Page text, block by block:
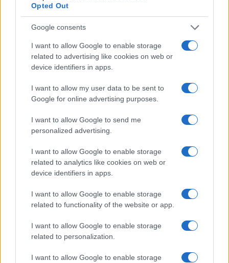
Opted Out
Google consents
I want to allow Google to enable storage
related to advertising like cookies on web or
device identifiers in apps.
I want to allow my user data to be sent to
Google for online advertising purposes.
I want to allow Google to send me
personalized advertising.
I want to allow Google to enable storage
related to analytics like cookies on web or
device identifiers in apps.
I want to allow Google to enable storage
related to functionality of the website or app.
I want to allow Google to enable storage
related to personalization.
I want to allow Google to enable storage
Plano de governo de Lula: soberania, investimentos e reforma
Rafael Oliveira · 9 ago 2026